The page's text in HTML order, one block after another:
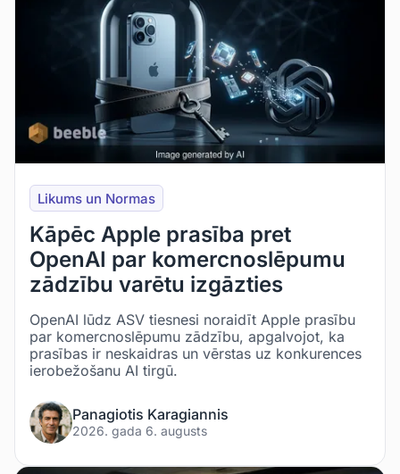
Likums un Normas
Kāpēc Apple prasība pret
OpenAI par komercnoslēpumu
zādzību varētu izgāzties
OpenAI lūdz ASV tiesnesi noraidīt Apple prasību
par komercnoslēpumu zādzību, apgalvojot, ka
prasības ir neskaidras un vērstas uz konkurences
ierobežošanu AI tirgū.
Panagiotis Karagiannis
2026. gada 6. augusts